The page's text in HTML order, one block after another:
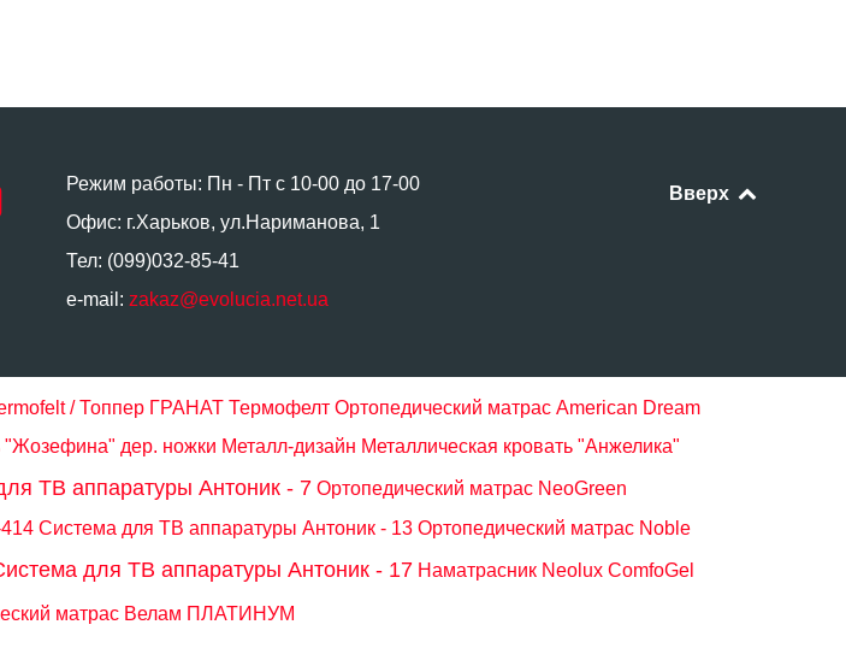
Режим работы: Пн - Пт с 10-00 до 17-00
Офис: г.Харьков, ул.Нариманова, 1
Тел: (099)032-85-41
e-mail: zakaz@evolucia.net.ua
Вверх
/ Топпер ГРАНАТ Термофелт Ортопедический матрас American Dream
"Жозефина" дер. ножки Металл-дизайн Металлическая кровать "Анжелика"
ТВ аппаратуры Антоник - 7 Ортопедический матрас NeoGreen
Система для ТВ аппаратуры Антоник - 13 Ортопедический матрас Noble
для ТВ аппаратуры Антоник - 17 Наматрасник Neolux ComfoGel
матрас Велам ПЛАТИНУМ